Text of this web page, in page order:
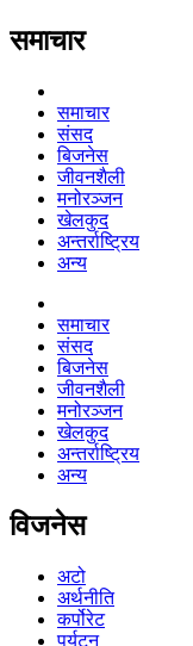
समाचार
समाचार
संसद
बिजनेस
जीवनशैली
मनोरञ्जन
खेलकुद
अन्तर्राष्ट्रिय
अन्य
समाचार
संसद
बिजनेस
जीवनशैली
मनोरञ्जन
खेलकुद
अन्तर्राष्ट्रिय
अन्य
विजनेस
अटो
अर्थनीति
कर्पोरेट
पर्यटन